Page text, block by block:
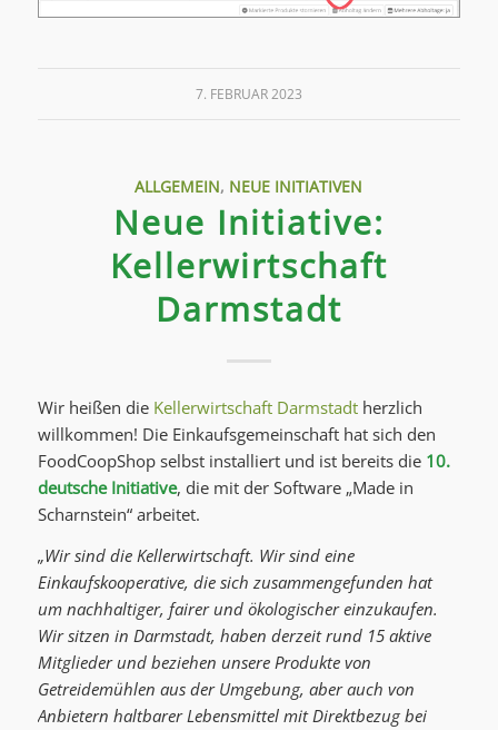
7. FEBRUAR 2023
ALLGEMEIN, NEUE INITIATIVEN
Neue Initiative:
Kellerwirtschaft
Darmstadt
Wir heißen die Kellerwirtschaft Darmstadtherzlich
willkommen! Die Einkaufsgemeinschaft hat sich den
FoodCoopShop selbst installiert und ist bereits die 10.
deutsche Initiative, die mit der Software „Made in
Scharnstein“ arbeitet.
„Wir sind die Kellerwirtschaft. Wir sind eine
Einkaufskooperative, die sich zusammengefunden hat
um nachhaltiger, fairer und ökologischer einzukaufen.
Wir sitzen in Darmstadt, haben derzeit rund 15 aktive
Mitglieder und beziehen unsere Produkte von
Getreidemühlen aus der Umgebung, aber auch von
Anbietern haltbarer Lebensmittel mit Direktbezug bei